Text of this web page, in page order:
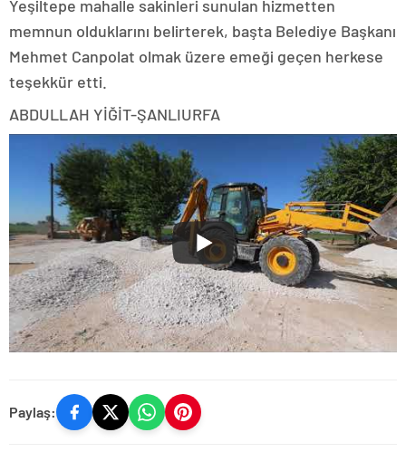
Yeşiltepe mahalle sakinleri sunulan hizmetten
memnun olduklarını belirterek, başta Belediye Başkanı
Mehmet Canpolat olmak üzere emeği geçen herkese
teşekkür etti.
ABDULLAH YİĞİT-ŞANLIURFA
Paylaş: